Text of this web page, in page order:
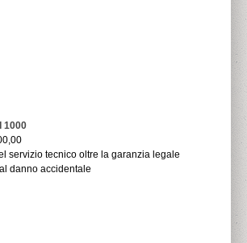
1000
servizio tecnico oltre la garanzia legale
danno accidentale